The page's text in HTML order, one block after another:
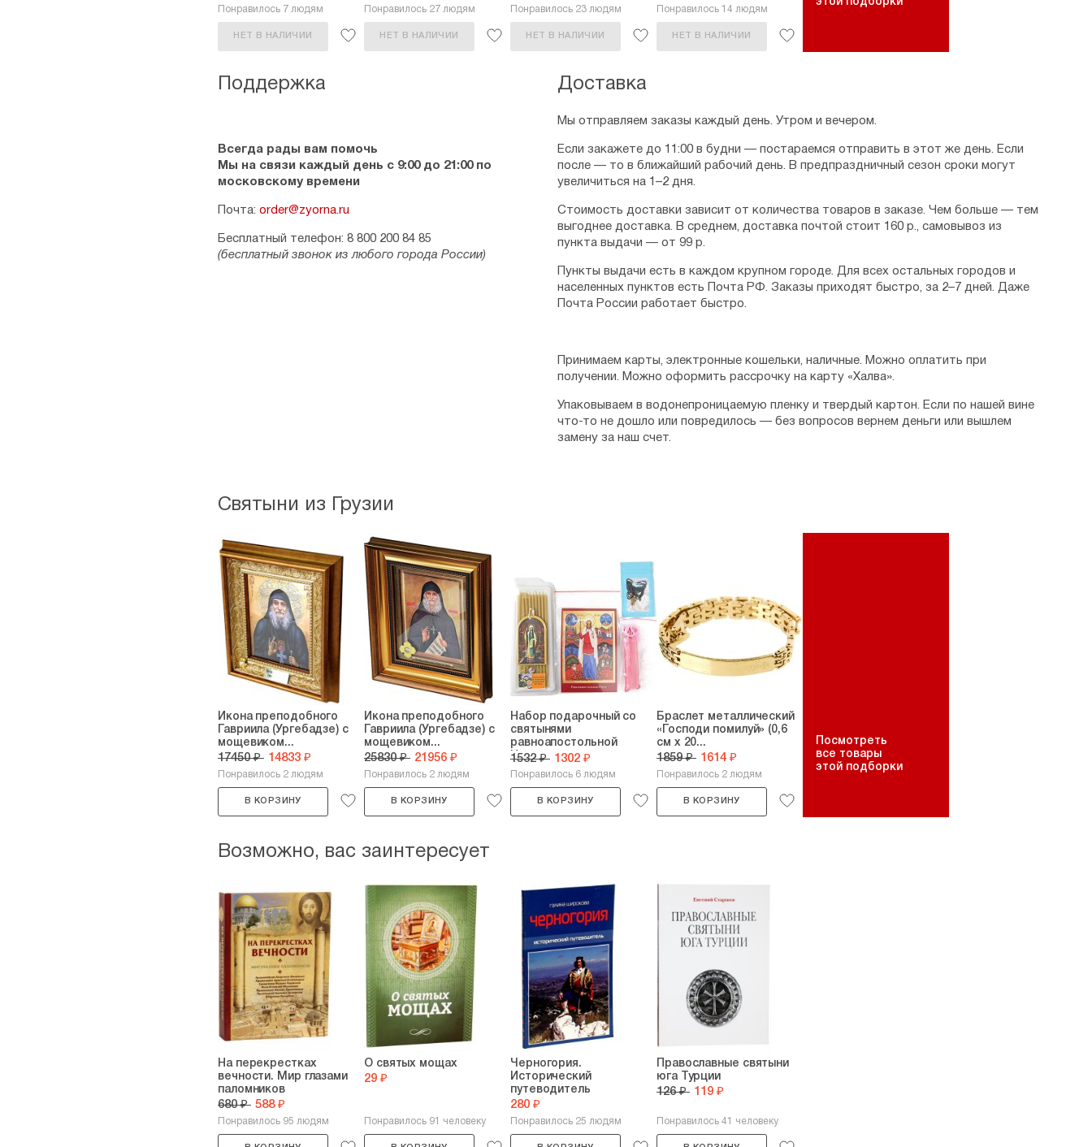
Понравилось 7 людям
НЕТ В НАЛИЧИИ
Понравилось 27 людям
НЕТ В НАЛИЧИИ
Понравилось 23 людям
НЕТ В НАЛИЧИИ
Понравилось 14 людям
НЕТ В НАЛИЧИИ
Поддержка
Всегда рады вам помочь
Мы на связи каждый день с 9:00 до 21:00 по
московскому времени
Почта: order@zyorna.ru
Бесплатный телефон: 8 800 200 84 85
(бесплатный звонок из любого города России)
Доставка
Мы отправляем заказы каждый день. Утром и вечером.
Если закажете до 11:00 в будни — постараемся отправить в этот же день. Если
после — то в ближайший рабочий день. В предпраздничный сезон сроки могут
увеличиться на 1–2 дня.
Стоимость доставки зависит от количества товаров в заказе. Чем больше — тем
выгоднее доставка. В среднем, доставка почтой стоит 160 р., самовывоз из
пункта выдачи — от 99 р.
Пункты выдачи есть в каждом крупном городе. Для всех остальных городов и
населенных пунктов есть Почта РФ. Заказы приходят быстро, за 2–7 дней. Даже
Почта России работает быстро.
Принимаем карты, электронные кошельки, наличные. Можно оплатить при
получении. Можно оформить рассрочку на карту «Халва».
Упаковываем в водонепроницаемую пленку и твердый картон. Если по нашей вине
что-то не дошло или повредилось — без вопросов вернем деньги или вышлем
замену за наш счет.
Святыни из Грузии
Икона преподобного
Гавриила (Ургебадзе) с
мощевиком...
17450 ₽ 14833 ₽
Понравилось 2 людям
В КОРЗИНУ
Икона преподобного
Гавриила (Ургебадзе) с
мощевиком...
25830 ₽ 21956 ₽
Понравилось 2 людям
В КОРЗИНУ
Набор подарочный со
святынями
равноапостольной
Нины...
1532 ₽ 1302 ₽
Понравилось 6 людям
В КОРЗИНУ
Браслет металлический
«Господи помилуй» (0,6
см х 20...
1859 ₽ 1614 ₽
Понравилось 2 людям
В КОРЗИНУ
Посмотреть
все товары
этой подборки
Возможно, вас заинтересует
На перекрестках
вечности. Мир глазами
паломников
680 ₽ 588 ₽
Понравилось 95 людям
О святых мощах
29 ₽
Понравилось 91 человеку
Черногория.
Исторический
путеводитель
280 ₽
Понравилось 25 людям
Православные святыни
юга Турции
126 ₽ 119 ₽
Понравилось 41 человеку